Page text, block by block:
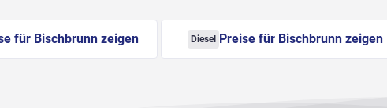
für Bischbrunn zeigen Diesel Preise für Bischbrunn zeigen